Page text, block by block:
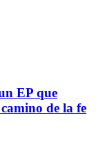
EP que
de la fe